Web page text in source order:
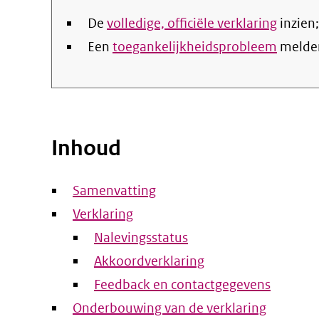
De volledige, officiële verklaring inzien;
Een toegankelijkheidsprobleem
Inhoud
Samenvatting
Verklaring
Nalevingsstatus
Akkoordverklaring
Feedback en contactgegevens
Onderbouwing van de verklaring